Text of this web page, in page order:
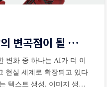
피지컬 AI, AI 시장의 변곡점이 될 것인가?
변화 중 하나는 AI가 더 이
현실 세계로 확장되고 있다
텍스트 생성, 이미지 생성,